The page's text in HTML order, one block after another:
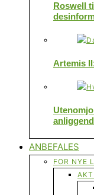
Roswell
Artemis
ANBEFALES
FOR NYE